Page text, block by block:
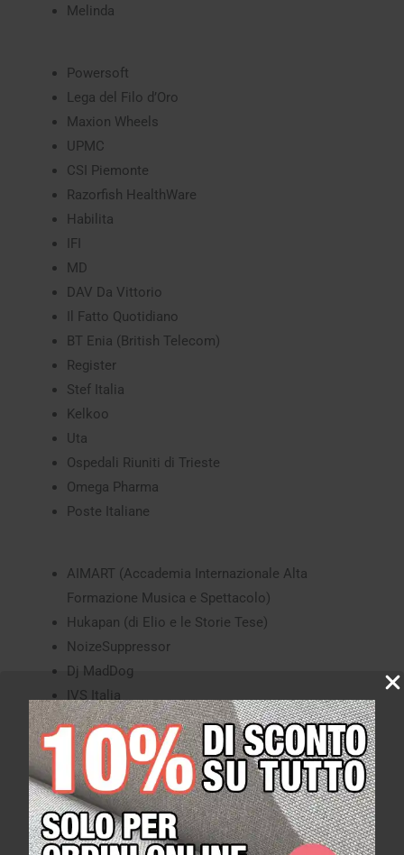
Melinda
Powersoft
Lega del Filo d’Oro
Maxion Wheels
UPMC
CSI Piemonte
Razorfish HealthWare
Habilita
IFI
MD
DAV Da Vittorio
Il Fatto Quotidiano
BT Enia (British Telecom)
Register
Stef Italia
Kelkoo
Uta
Ospedali Riuniti di Trieste
Omega Pharma
Poste Italiane
AIMART (Accademia Internazionale Alta
Formazione Musica e Spettacolo)
Hukapan (di Elio e le Storie Tese)
NoizeSuppressor
Dj MadDog
IVS Italia
PMI Parker Migliorini International
ARUP
Bimar
Robur
Verdena
Dj Prezioso